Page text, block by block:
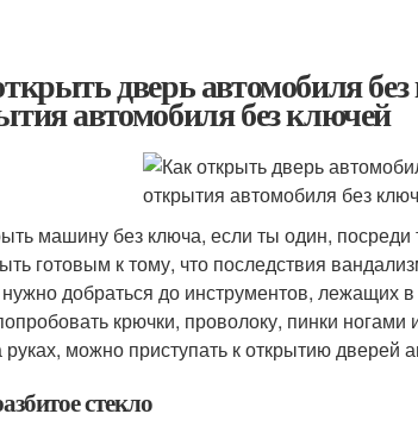
дверь автомобиля
автомобиля без ключей
машину без ключа, если ты один,
готовым к тому, что последствия
добраться до инструментов, лежащих
крючки, проволоку, пинки ногами
руках, можно приступать к открытию дверей
стекло